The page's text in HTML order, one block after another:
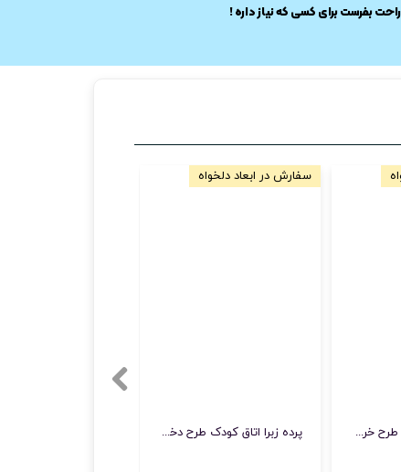
بفرست برای کسی که نیاز داره !
پرده زبرا اتاق کودک طرح دختران آبنباتی با رنگ‌های شاد پاستلی
سفارش در ابعاد دلخواه
پرده زبرا اتاق کودک طرح خرس‌های رنگین‌کمانی با فضای شاد و دوست‌داشتنی